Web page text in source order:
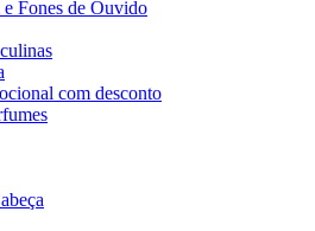
Fones de Ouvido
com desconto